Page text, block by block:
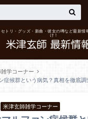
トリ・グッズ・新曲・彼女の噂など最新情
け！
学コーナー
症候群という病気？真相を徹底調
米津玄師雑学コーナー